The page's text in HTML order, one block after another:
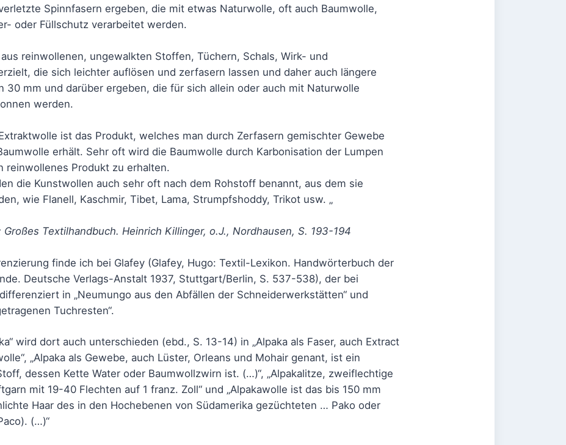
Spinnfasern ergeben, die mit etwas Naturwolle, oft auch Baumwolle,
oder Füllschutz verarbeitet werden.
reinwollenen, ungewalkten Stoffen, Tüchern, Schals, Wirk- und
die sich leichter auflösen und zerfasern lassen und daher auch längere
30 mm und darüber ergeben, die für sich allein oder auch mit Naturwolle
werden.
ist das Produkt, welches man durch Zerfasern gemischter Gewebe
erhält. Sehr oft wird die Baumwolle durch Karbonisation der Lumpen
reinwollenes Produkt zu erhalten.
die Kunstwollen auch sehr oft nach dem Rohstoff benannt, aus dem sie
wie Flanell, Kaschmir, Tibet, Lama, Strumpfshoddy, Trikot usw. „
Großes Textilhandbuch. Heinrich Killinger, o.J., Nordhausen, S. 193-194
finde ich bei Glafey (Glafey, Hugo: Textil-Lexikon. Handwörterbuch der
Deutsche Verlags-Anstalt 1937, Stuttgart/Berlin, S. 537-538), der bei
in „Neumungo aus den Abfällen der Schneiderwerkstätten“ und
Tuchresten“.
wird dort auch unterschieden (ebd., S. 13-14) in „Alpaka als Faser, auch Extract
„Alpaka als Gewebe, auch Lüster, Orleans und Mohair genant, ist ein
dessen Kette Water oder Baumwollzwirn ist. (…)“, „Alpakalitze, zweiflechtige
mit 19-40 Flechten auf 1 franz. Zoll“ und „Alpakawolle ist das bis 150 mm
Haar des in den Hochebenen von Südamerika gezüchteten … Pako oder
(…)“